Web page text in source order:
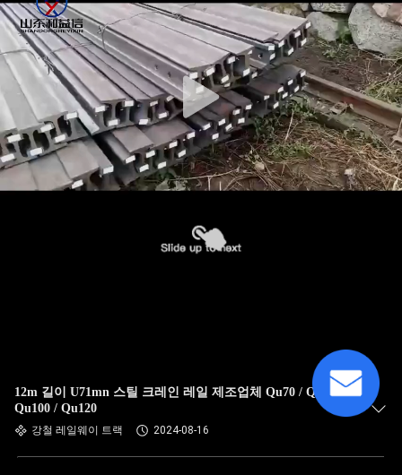
12m 길이 U71mn 스틸 크레인 레일 제조업체 Qu70 / Qu80 /
Qu100 / Qu120
강철 레일웨이 트랙 2024-08-16